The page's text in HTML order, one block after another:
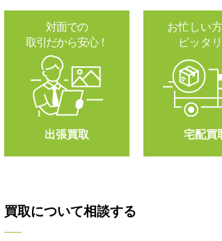
対面での
取引だから安心！
出張買取
お忙しい
ピッタリ
宅配買
買取について相談する